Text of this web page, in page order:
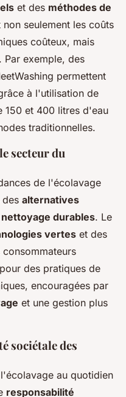
et des méthodes de
seulement les coûts
coûteux, mais
Par exemple, des
permettent
à l'utilisation de
150 et 400 litres d'eau
traditionnelles.
secteur du
de l'écolavage
des alternatives
durables. Le
vertes et des
des pratiques de
encouragées par
et une gestion plus
sociétale des
au quotidien
responsabilité